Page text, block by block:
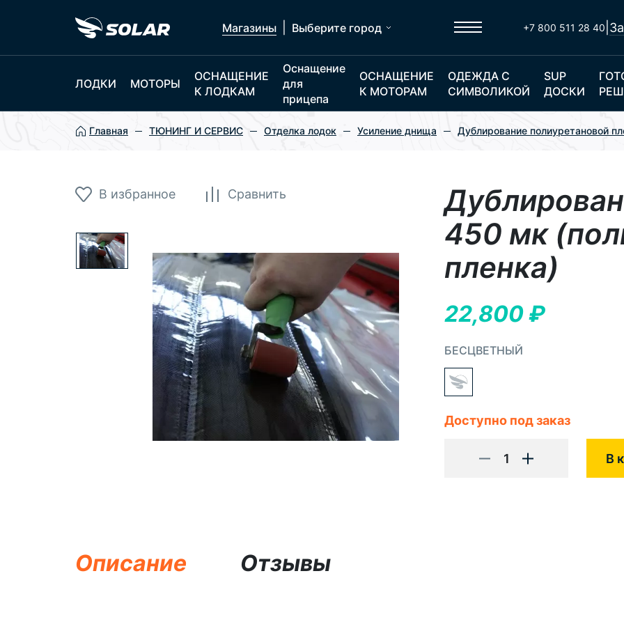
Магазины Выберите город +7 800 511 28 40
ЛОДКИ МОТОРЫ
ОСНАЩЕНИЕ
К ЛОДКАМ
Оснащение
для
прицепа
ОСНАЩЕНИЕ
К МОТОРАМ
ОДЕЖДА С
СИМВОЛИКОЙ
SUP
ДОСКИ
Главная ТЮНИНГ И СЕРВИС Отделка лодок Усиление днища Дублирование полиуретановой
Сравнить
В избранное
450 мк
пленка)
22,800₽
БЕСЦВЕТНЫЙ
Доступно под заказ
1 В
Описание Отзывы